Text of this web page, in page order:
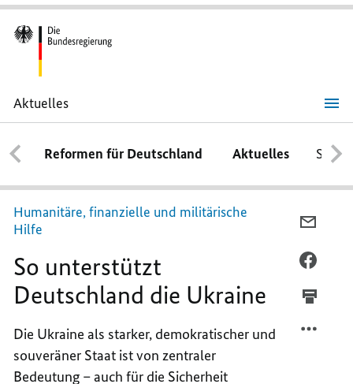
Aktuelles
So
unterstützt
Deutschland
die
Ukraine
Reformen für Deutschland Aktuelles
Humanitäre, finanzielle und militärische
Hilfe
So unterstützt
Deutschland die Ukraine
Die Ukraine als starker, demokratischer und
souveräner Staat ist von zentraler
Bedeutung – auch für die Sicherheit